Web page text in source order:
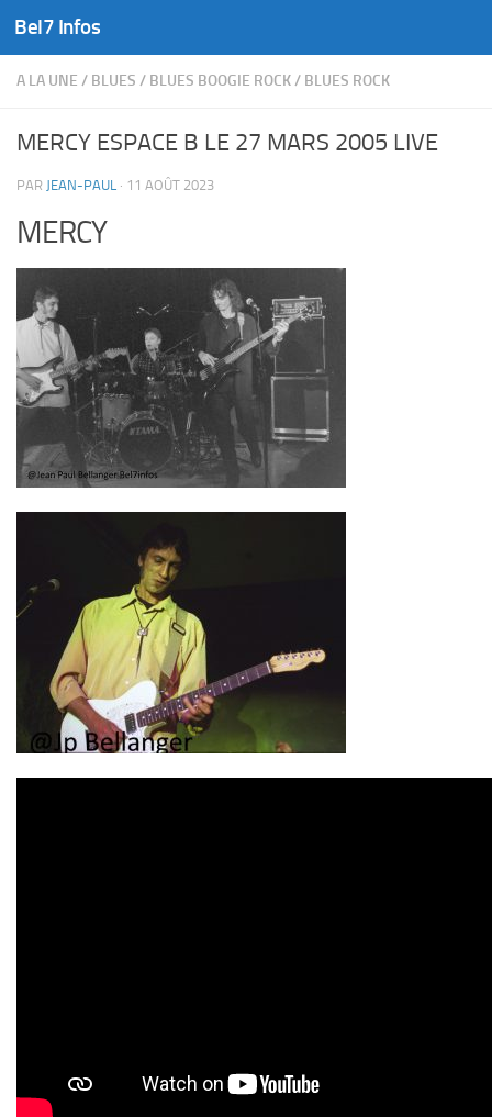
Skip to content
Bel7 Infos
A LA UNE / BLUES / BLUES BOOGIE ROCK/ BLUES ROCK
MERCY ESPACE B LE 27 MARS 2005 LIVE
PAR JEAN-PAUL · 11 AOÛT 2023
MERCY